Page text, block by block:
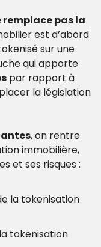
remplace pas la
est d’abord
sur une
qui apporte
par rapport à
la législation
, on rentre
immobilière,
et ses risques :
la tokenisation
tokenisation